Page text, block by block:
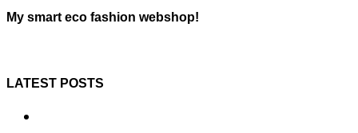
My smart eco fashion webshop!
LATEST POSTS